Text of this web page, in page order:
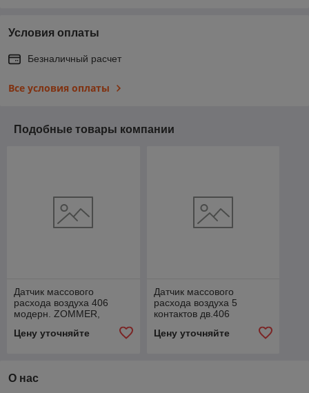
Условия оплаты
Безналичный расчет
Все условия оплаты
Подобные товары компании
Датчик массового
расхода воздуха 406
модерн. ZOMMER,
Цену уточняйте
Датчик массового
расхода воздуха 5
контактов дв.406
"Continental", 20.3855000
Цену уточняйте
О нас